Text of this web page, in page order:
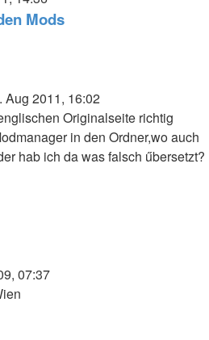
Mods
Aug 2011, 16:02
Originalseite richtig
in den Ordner,wo auch
hab ich da was falsch űbersetzt?
07:37